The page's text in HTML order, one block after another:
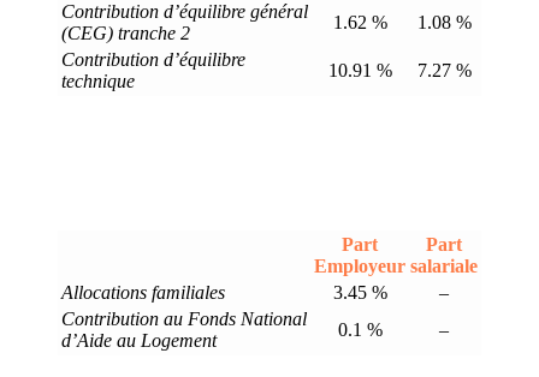
Contribution d’équilibre général
(CEG) tranche 2
1.62 %
1.08 %
Contribution d’équilibre
technique
10.91 % 7.27 %
Part
Employeur
Part
salariale
Allocations familiales
3.45 %
–
Contribution au Fonds National
d’Aide au Logement
0.1 % –